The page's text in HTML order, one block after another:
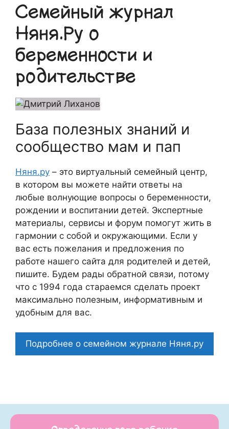
Семейный журнал
Няня.Ру о
беременности и
родительстве
База полезных знаний и
сообщество мам и пап
Няня.ру – это виртуальный семейный центр,
в котором вы можете найти ответы на
любые волнующие вопросы о беременности,
рождении и воспитании детей. Экспертные
материалы, сервисы и форум помогут жить в
гармонии с собой и окружающими. Если у
вас есть пожелания и предложения по
работе нашего сайта для родителей и детей,
пишите. Будем рады обратной связи, потому
что c 1994 года стараемся сделать проект
максимально полезным, информативным и
удобным для вас.
Подробнее о семейном журнале Няня.ру